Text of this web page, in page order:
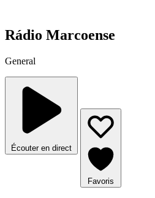
Rádio Marcoense
General
Écouter en direct
Favoris